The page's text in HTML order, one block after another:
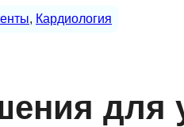
, Кардиология
для